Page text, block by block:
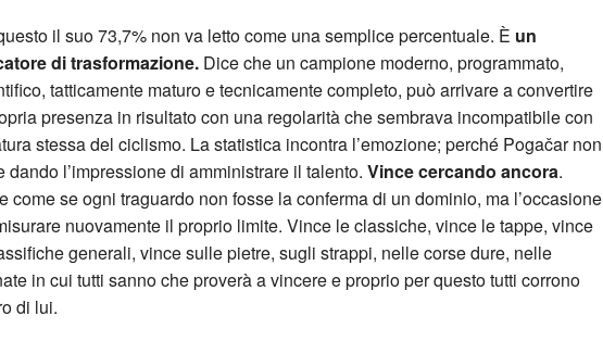
il suo 73,7% non va letto come una semplice percentuale. È un
di trasformazione. Dice che un campione moderno, programmato,
tatticamente maturo e tecnicamente completo, può arrivare a convertire
presenza in risultato con una regolarità che sembrava incompatibile con
stessa del ciclismo. La statistica incontra l’emozione; perché Pogačar non
dando l’impressione di amministrare il talento. Vince cercando ancora.
come se ogni traguardo non fosse la conferma di un dominio, ma l’occasione
nuovamente il proprio limite. Vince le classiche, vince le tappe, vince
generali, vince sulle pietre, sugli strappi, nelle corse dure, nelle
in cui tutti sanno che proverà a vincere e proprio per questo tutti corrono
di lui.